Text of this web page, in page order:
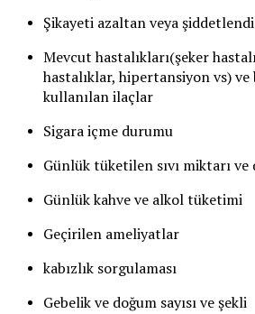
Şikayeti azaltan veya
Mevcut hastalıkları(şeker
hastalıklar, hipertansiyon vs)
kullanılan ilaçlar
Sigara içme durumu
Günlük tüketilen sıvı miktarı ve
Günlük kahve ve alkol tüketimi
Geçirilen ameliyatlar
kabızlık sorgulaması
Gebelik ve doğum sayısı ve şekli